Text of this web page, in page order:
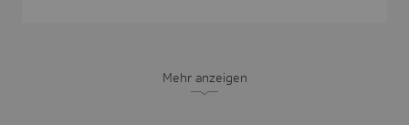
Mehr anzeigen